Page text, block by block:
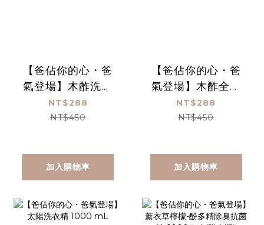
【爸佔你的心・爸
氣登場】木酢洗碗
精 1000 mL
NT$288
NT$450
加入購物車
【爸佔你的心・爸
氣登場】木酢全效
洗衣精 1000
mL(含壓頭)
NT$288
NT$450
加入購物車